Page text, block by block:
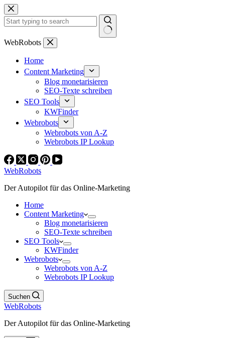
Zum
Inhalt
springen
Keine
WebRobots
Home
Content Marketing
Blog monetarisieren
SEO-Texte schreiben
SEO Tools
KWFinder
Webrobots
Webrobots von A-Z
Webrobots IP Lookup
WebRobots
Der Autopilot für das Online-Marketing
Home
Content Marketing
Blog monetarisieren
SEO-Texte schreiben
SEO Tools
KWFinder
Webrobots
Webrobots von A-Z
Webrobots IP Lookup
Suchen
WebRobots
Der Autopilot für das Online-Marketing